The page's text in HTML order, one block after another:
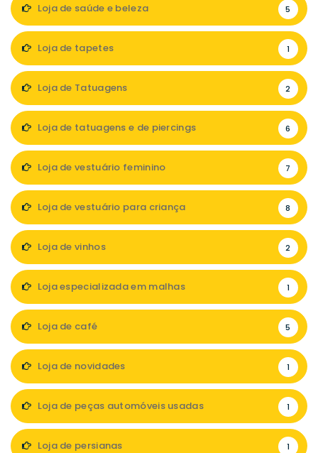
Loja de saúde e beleza 5
Loja de tapetes 1
Loja de Tatuagens 2
Loja de tatuagens e de piercings 6
Loja de vestuário feminino 7
Loja de vestuário para criança 8
Loja de vinhos 2
Loja especializada em malhas 1
Loja de café 5
Loja de novidades 1
Loja de peças automóveis usadas 1
Loja de persianas 1